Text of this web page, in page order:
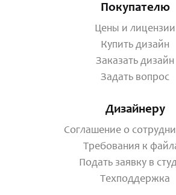
Покупателю
Цены и лицензии
Купить дизайн
Заказать дизайн
Задать вопрос
Дизайнеру
Соглашение о
Требования к
Подать заявку в
Техподдержка